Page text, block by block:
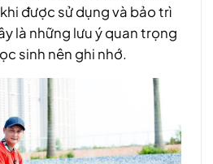
được sử dụng và bảo trì
là những lưu ý quan trọng
sinh nên ghi nhớ.